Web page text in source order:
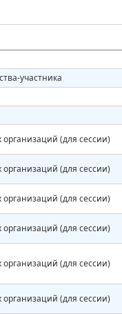
участника
(для сессии)
(для сессии)
(для сессии)
(для сессии)
(для сессии)
(для сессии)